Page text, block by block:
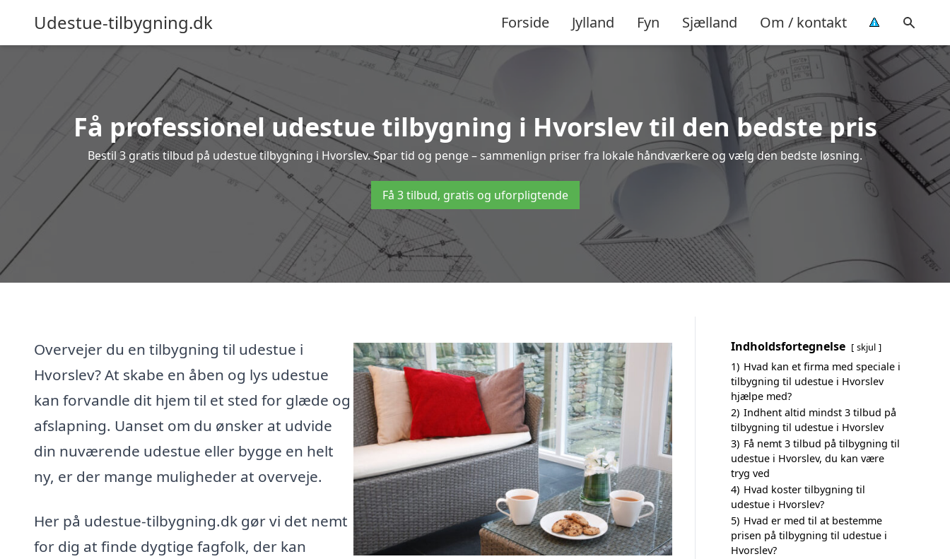
Udestue-tilbygning.dk Forside Jylland Fyn Sjælland Om / kontakt
Få professionel udestue tilbygning i Hvorslev til den bedste pris
Bestil 3 gratis tilbud på udestue tilbygning i Hvorslev. Spar tid og penge – sammenlign priser fra lokale håndværkere og vælg den bedste løsning.
Få 3 tilbud, gratis og uforpligtende
Overvejer du en tilbygning til udestue i
Hvorslev? At skabe en åben og lys udestue
kan forvandle dit hjem til et sted for glæde og
afslapning. Uanset om du ønsker at udvide
din nuværende udestue eller bygge en helt
ny, er der mange muligheder at overveje.
Her på udestue-tilbygning.dk gør vi det nemt
for dig at finde dygtige fagfolk, der kan
Indholdsfortegnelse skjul
1) Hvad kan et firma med speciale i
tilbygning til udestue i Hvorslev
hjælpe med?
2) Indhent altid mindst 3 tilbud på
tilbygning til udestue i Hvorslev
3) Få nemt 3 tilbud på tilbygning til
udestue i Hvorslev, du kan være
tryg ved
4) Hvad koster tilbygning til
udestue i Hvorslev?
5) Hvad er med til at bestemme
prisen på tilbygning til udestue i
Hvorslev?